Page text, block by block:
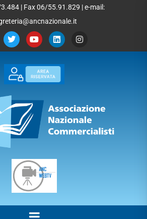
| Fax 06/55.91.829 | e-mail: